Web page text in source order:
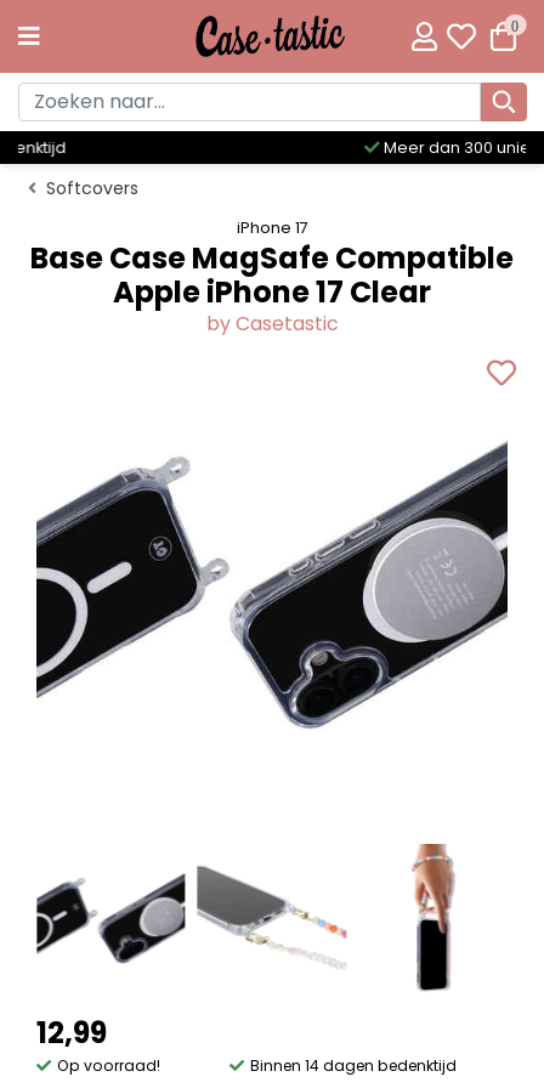
0
Meer dan 300 unieke designs
Softcovers
iPhone 17
Base Case MagSafe Compatible
Apple iPhone 17 Clear
by Casetastic
12,99
Op voorraad!
Binnen 14 dagen bedenktijd